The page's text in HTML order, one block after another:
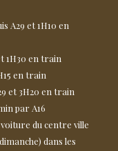
A29 et 1H10 en
1H30 en train
en train
et 3H20 en train
par A16
du centre ville
dans les